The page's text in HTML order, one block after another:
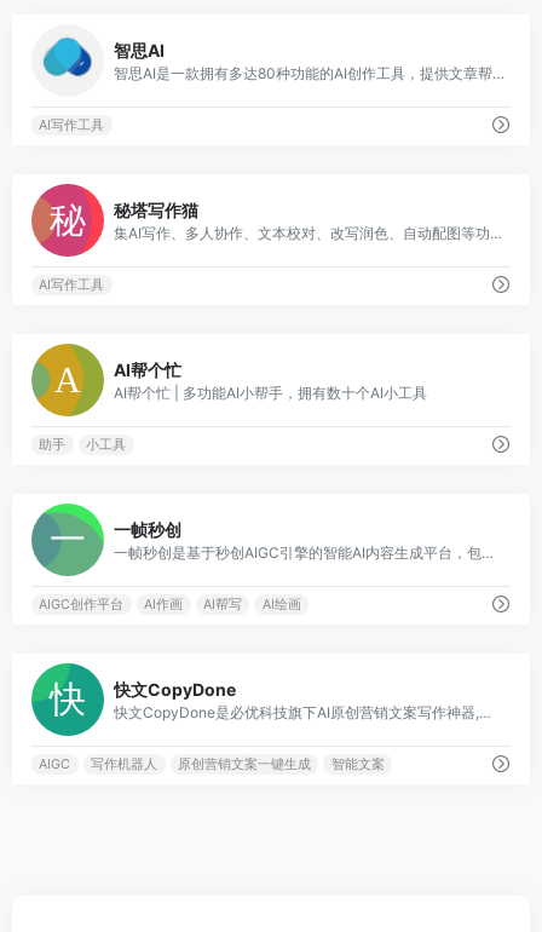
智思AI
智思AI是一款拥有多达80种功能的AI创作工具，提供文章帮写、改写、广告、小红书、种草文案、抖音剧本、小说写作、论文改写、产品介绍、电商产品介绍、SEO分析、歌词创作等功能
AI写作工具
秘塔写作猫
集AI写作、多人协作、文本校对、改写润色、自动配图等功能为一体
AI写作工具
AI帮个忙
AI帮个忙 | 多功能AI小帮手，拥有数十个AI小工具
助手 小工具
一帧秒创
一帧秒创是基于秒创AIGC引擎的智能AI内容生成平台，包含AI图文转视频、AI作画创作平台AI帮写，智能一键百家号、公众号、头条号、搜狐号、新浪微博等图文、文章转视频，为企业及自媒体提供一站式视频生产和AI作画的营销神器，全面提升内容创作效率。
AIGC创作平台 AI作画 AI帮写 AI绘画
快文CopyDone
快文CopyDone是必优科技旗下AI原创营销文案写作神器,通过强大的自然语言处理能力,通过输入关键词,快速生成原创的软文,可以发布在各个媒体和自媒体平台,大幅提高创作效率
AIGC 写作机器人 原创营销文案一键生成 智能文案